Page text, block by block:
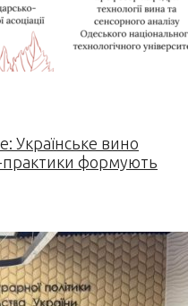
Українське вино
практики формують